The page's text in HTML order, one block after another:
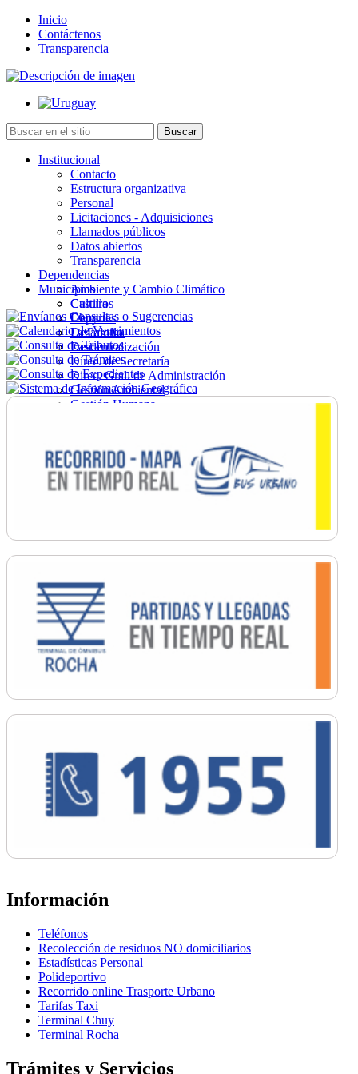
Inicio
Contáctenos
Transparencia
Institucional
Contacto
Estructura organizativa
Personal
Licitaciones - Adquisiciones
Llamados públicos
Datos abiertos
Transparencia
Dependencias
Ambiente y Cambio Climático
Cultura
Deportes
Desarrollo
Descentralización
Direc. de Secretaría
Direc. Gral. de Administración
Gestión Ambiental
Gestión Humana
Ordenamiento
Promoción Social
Salud
Secretaría General
Municipios
Castillos
Chuy
La Paloma
Lascano
Información
Teléfonos
Recolección de residuos NO domiciliarios
Estadísticas Personal
Polideportivo
Recorrido online Trasporte Urbano
Tarifas Taxi
Terminal Chuy
Terminal Rocha
Trámites y Servicios